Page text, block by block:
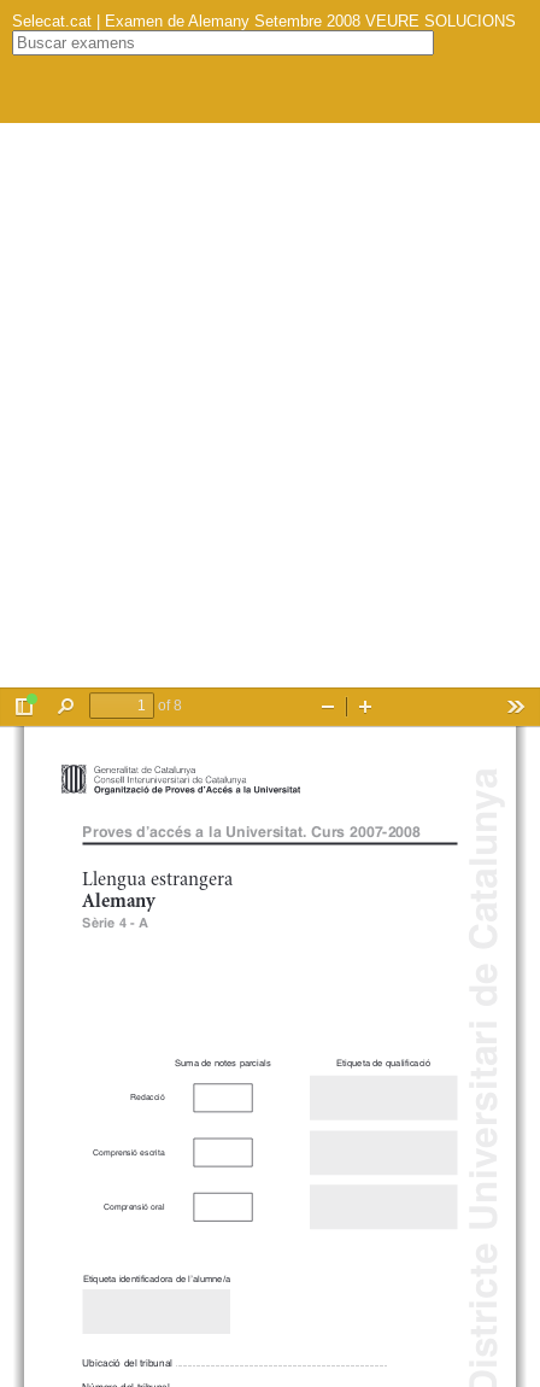
Selecat.cat | Examen de Alemany Setembre 2008 VEURE SOLUCIONS